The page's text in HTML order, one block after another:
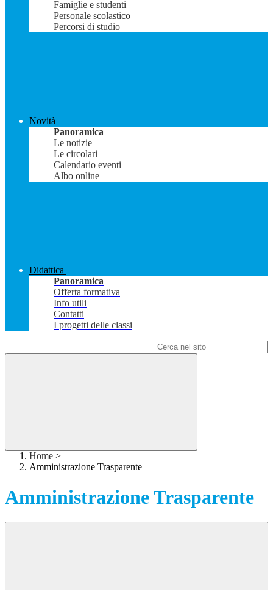
Famiglie e studenti
Personale scolastico
Percorsi di studio
Novità
Panoramica
Le notizie
Le circolari
Calendario eventi
Albo online
Didattica
Panoramica
Offerta formativa
Info utili
Contatti
I progetti delle classi
Home >
Amministrazione Trasparente
Amministrazione Trasparente